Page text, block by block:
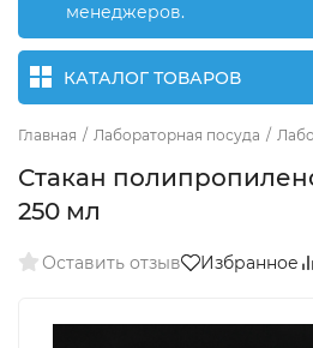
менеджеров.
КАТАЛОГ ТОВАРОВ
Главная / Лабораторная посуда /
Стакан
250 мл
Оставить отзыв Избранное